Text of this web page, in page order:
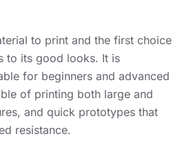
to print and the first choice
to its good looks. It is
for beginners and advanced
of printing both large and
and quick prototypes that
resistance.